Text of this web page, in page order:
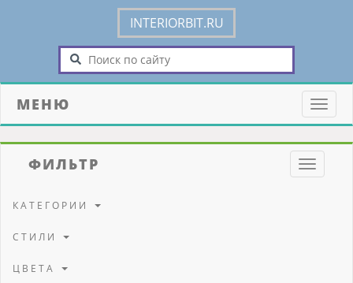
INTERIORBIT.RU
Toggle
МЕНЮ
ФИЛЬТР
Toggle
КАТЕГОРИИ
СТИЛИ
ЦВЕТА